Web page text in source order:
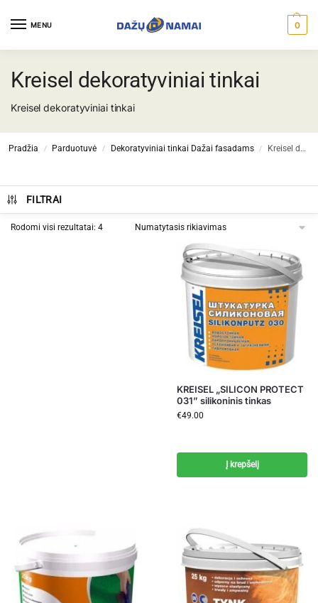
MENU 0
Kreisel dekoratyviniai tinkai
Kreisel dekoratyviniai tinkai
Pradžia / Parduotuvė / Dekoratyviniai tinkai Dažai fasadams / Kreisel dekoratyviniai tinkai
FILTRAI
Rodomi visi rezultatai: 4
KREISEL „SILICON PROTECT
031” silikoninis tinkas
€49.00
Į krepšelį